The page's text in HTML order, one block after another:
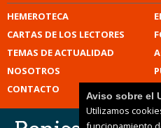
HEMEROTECA
CARTAS DE LOS LECTORES
TEMAS DE ACTUALIDAD
NOSOTROS
CONTACTO
Aviso sobre el
Utilizamos